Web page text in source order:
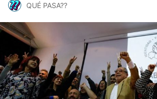
QUÉ PASA??